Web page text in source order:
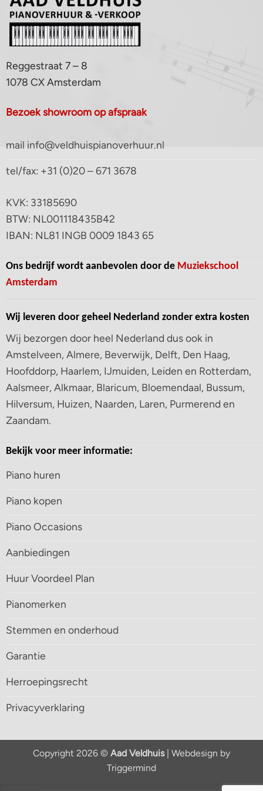
Reggestraat 7 – 8
1078 CX Amsterdam
Bezoek showroom op afspraak
mail info@veldhuispianoverhuur.nl
tel/fax: +31 (0)20 – 671 3678
KVK: 33185690
BTW: NL001118435B42
IBAN: NL81 INGB 0009 1843 65
Ons bedrijf wordt aanbevolen door de Muziekschool
Amsterdam
Wij leveren door geheel Nederland zonder extra kosten
Wij bezorgen door heel Nederland dus ook in
Amstelveen, Almere, Beverwijk, Delft, Den Haag,
Hoofddorp, Haarlem, IJmuiden, Leiden en Rotterdam,
Aalsmeer, Alkmaar, Blaricum, Bloemendaal, Bussum,
Hilversum, Huizen, Naarden, Laren, Purmerend en
Zaandam.
Bekijk voor meer informatie:
Piano huren
Piano kopen
Piano Occasions
Aanbiedingen
Huur Voordeel Plan
Pianomerken
Stemmen en onderhoud
Garantie
Herroepingsrecht
Privacyverklaring
Copyright 2026 © Aad Veldhuis| Webdesign by
Triggermind